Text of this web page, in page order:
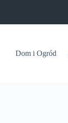
Dom i Ogród